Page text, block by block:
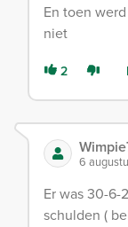
En toen
niet
2
6
Er was 30-6-
schulden (